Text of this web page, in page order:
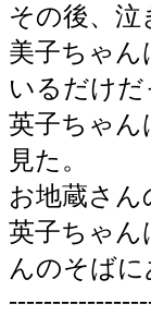
その後、
美子ちゃ
いるだけだ
英子ちゃん
見た。
お地蔵さ
英子ちゃん
んのそばに